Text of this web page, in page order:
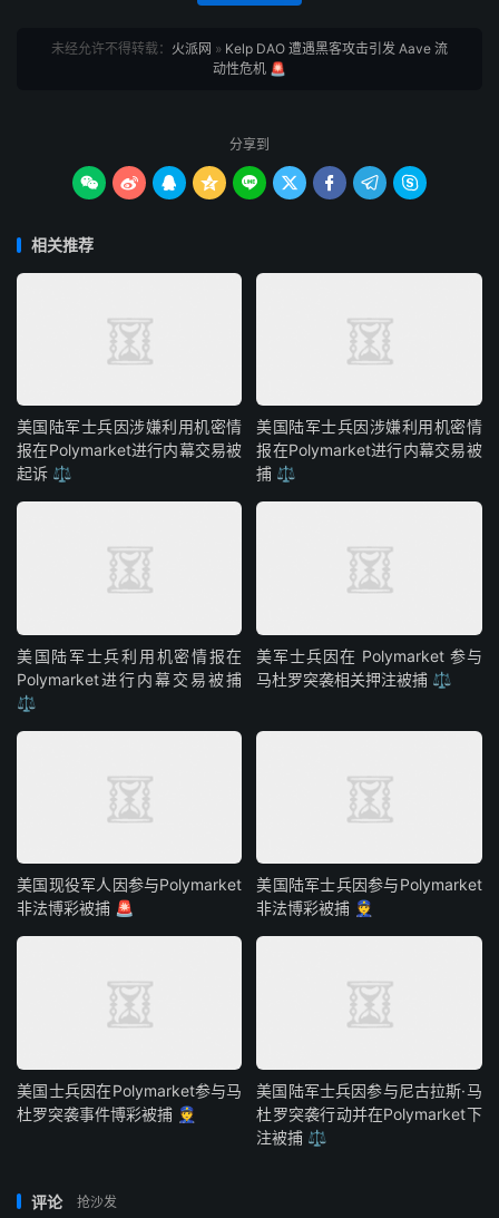
未经允许不得转载： 火派网 » Kelp DAO 遭遇黑客攻击引发 Aave 流
动性危机 🚨
分享到
        
相关推荐
美国陆军士兵因涉嫌利用机密情
报在Polymarket进行内幕交易被
起诉 ⚖️
美国陆军士兵因涉嫌利用机密情
报在Polymarket进行内幕交易被
捕 ⚖️
美国陆军士兵利用机密情报在
Polymarket进行内幕交易被捕
⚖️
美军士兵因在 Polymarket 参与
马杜罗突袭相关押注被捕 ⚖️
美国现役军人因参与Polymarket
非法博彩被捕 🚨
美国陆军士兵因参与Polymarket
非法博彩被捕 👮
美国士兵因在Polymarket参与马
杜罗突袭事件博彩被捕 👮
美国陆军士兵因参与尼古拉斯·马
杜罗突袭行动并在Polymarket下
注被捕 ⚖️
评论 抢沙发